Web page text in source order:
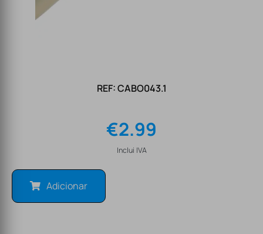
REF: CABO043.1
€2.99
Inclui IVA
Adicionar